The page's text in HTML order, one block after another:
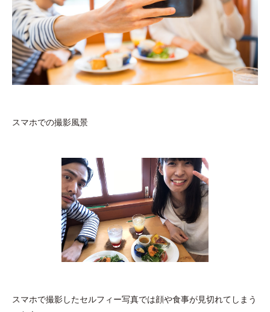
スマホでの撮影風景
スマホで撮影したセルフィー写真では顔や食事が見切れてしまう